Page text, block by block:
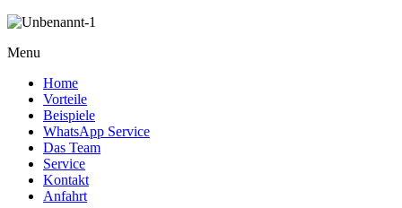
Menu
Home
Vorteile
Beispiele
WhatsApp Service
Das Team
Service
Kontakt
Anfahrt